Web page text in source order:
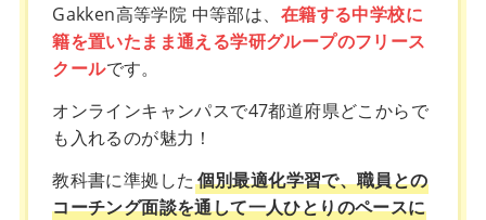
Gakken高等学院 中等部は、 在籍する中学校に
籍を置いたまま通える学研グループのフリース
クールです。
オンラインキャンパスで47都道府県どこからで
も入れるのが魅力！
教科書に準拠した 個別最適化学習で、職員との
コーチング面談を通して一人ひとりのペースに